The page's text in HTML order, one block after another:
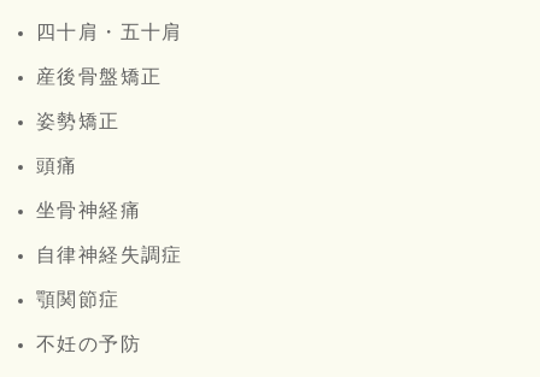
四十肩・五十肩
産後骨盤矯正
姿勢矯正
頭痛
坐骨神経痛
自律神経失調症
顎関節症
不妊の予防